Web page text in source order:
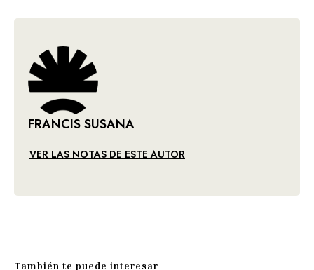
FRANCIS SUSANA
VER LAS NOTAS DE ESTE AUTOR
También te puede interesar